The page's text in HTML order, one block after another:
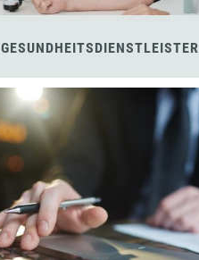
GESUNDHEITSDIENSTLEISTER